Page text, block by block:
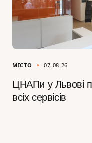
МІСТО 07.08.26
ЦНАПи у Львові
всіх сервісів